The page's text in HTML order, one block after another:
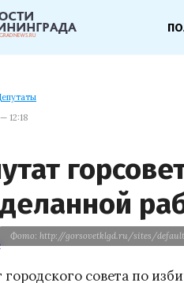
12:18
Фото: http://gorsovetklgd.ru/sites/default/
городского совета по